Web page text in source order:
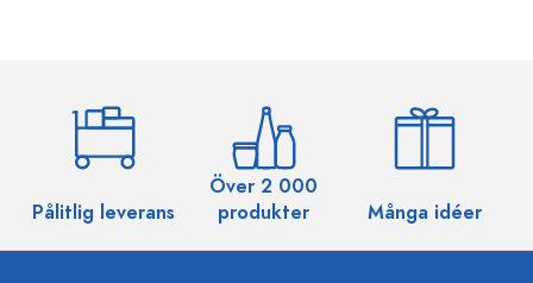
Pålitlig leverans
Över 2 000
produkter
Många idéer